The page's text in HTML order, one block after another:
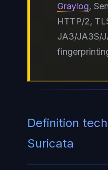
Graylog,
HTTP/2,
JA3/JA3S/
Definition
Suricata